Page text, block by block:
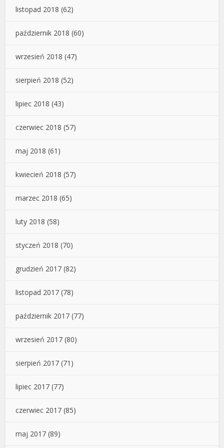
listopad 2018 (62)
październik 2018 (60)
wrzesień 2018 (47)
sierpień 2018 (52)
lipiec 2018 (43)
czerwiec 2018 (57)
maj 2018 (61)
kwiecień 2018 (57)
marzec 2018 (65)
luty 2018 (58)
styczeń 2018 (70)
grudzień 2017 (82)
listopad 2017 (78)
październik 2017 (77)
wrzesień 2017 (80)
sierpień 2017 (71)
lipiec 2017 (77)
czerwiec 2017 (85)
maj 2017 (89)